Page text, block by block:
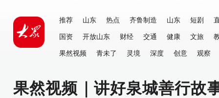
推荐 山东 热点 齐鲁制造 山东 短剧
国资
开放山东 财经 交通 健康 文旅
果然视频
青未了 灵境 深度 创意 观察
果然视频｜讲好泉城善行故